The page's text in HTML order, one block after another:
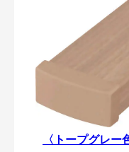
〈トープグレー